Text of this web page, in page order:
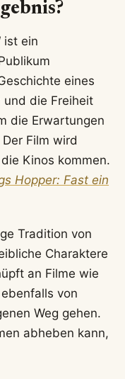
ist ein
eines
und die Freiheit
die Erwartungen
Film wird
Kinos kommen.
Hopper: Fast ein
Tradition von
Charaktere
an Filme wie
von
Weg gehen.
abheben kann,